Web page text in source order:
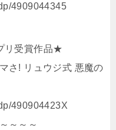
4909044345
リ受賞作品★
さ! リュウジ式 悪魔の
490904423X
～～～